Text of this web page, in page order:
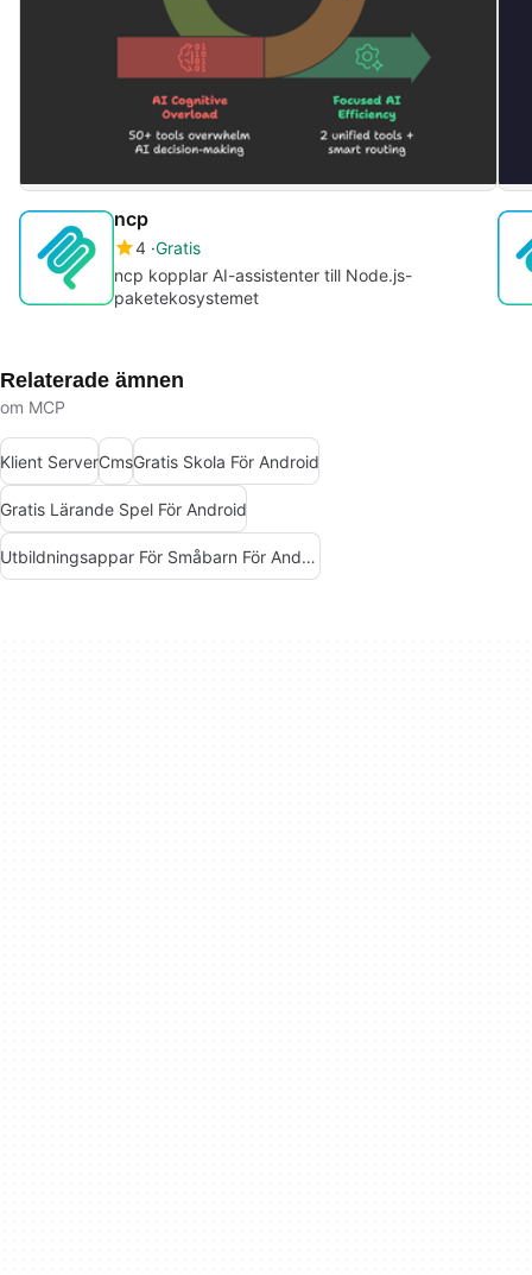
ncp
4 Gratis
ncp kopplar AI-assistenter till Node.js-
paketekosystemet
Relaterade ämnen
om MCP
Klient ServerCmsGratis Skola För Android
Gratis Lärande Spel För Android
Utbildningsappar För Småbarn För Android